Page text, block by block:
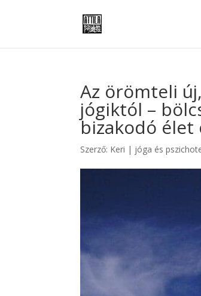
Az örömteli
jógiktól –
bizakodó élet
Szerző: Keri | jóga és